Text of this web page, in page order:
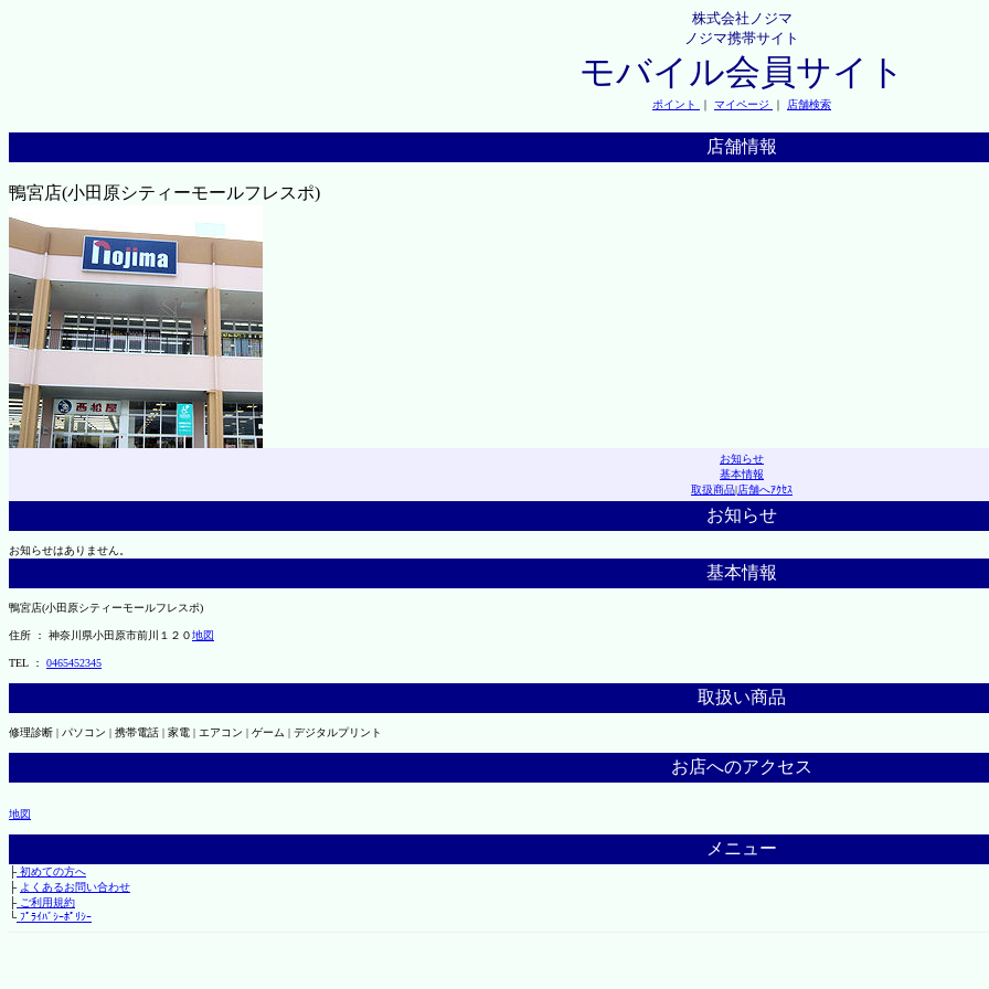
株式会社ノジマ
ノジマ携帯サイト
モバイル会員サイト
ポイント ｜ マイページ ｜ 店舗検索
店舗情報
鴨宮店(小田原シティーモールフレスポ)
お知らせ
基本情報
取扱商品|店舗へｱｸｾｽ
お知らせ
お知らせはありません。
基本情報
鴨宮店(小田原シティーモールフレスポ)
住所 ： 神奈川県小田原市前川１２０地図
TEL ： 0465452345
取扱い商品
修理診断 | パソコン | 携帯電話 | 家電 | エアコン | ゲーム | デジタルプリント
お店へのアクセス
地図
メニュー
├初めての方へ
├ よくあるお問い合わせ
├ご利用規約
└ﾌﾟﾗｲﾊﾞｼｰﾎﾟﾘｼｰ